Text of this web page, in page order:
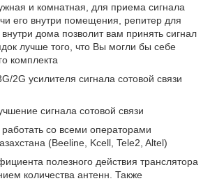
и комнатная, для приема сигнала
его внутри помещения, репитер для
дома позволит вам принять сигнал
лучше того, что Вы могли бы себе
комплекта
2G усилителя сигнала сотовой связи
сигнала сотовой связи
со всеми операторами
(Beeline, Kcell, Tele2, Altel)
полезного действия транслятора
количества антенн. Также